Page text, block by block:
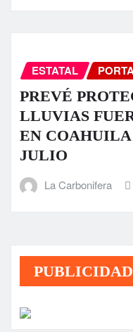
ESTATAL
PREVÉ
LLUVIAS
EN COAHUILA
JULIO
La Carbonifera
PUBLICIDAD